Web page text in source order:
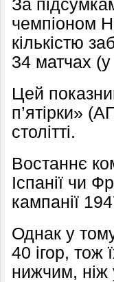
За
чемпіоном
кількістю
34 матчах
Цей
п’ятірки»
столітті.
Востаннє
Іспанії чи
кампанії
Однак у
40 ігор, тож
нижчим, ніж